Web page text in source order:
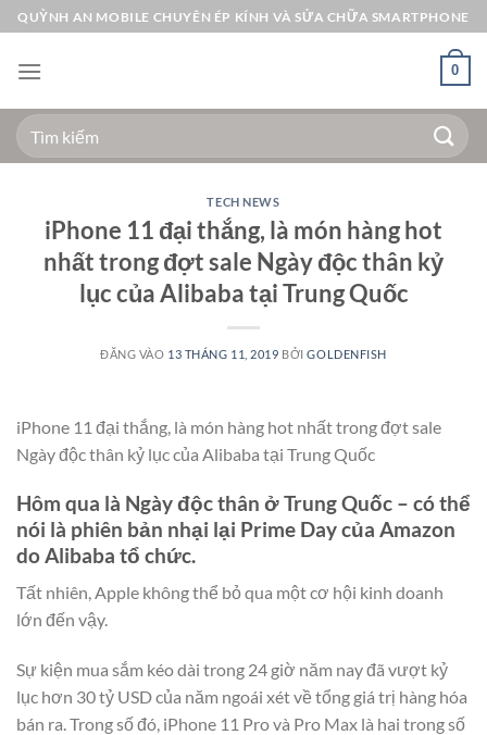
Bỏ
qua
nội
QUỲNH AN MOBILE CHUYÊN ÉP KÍNH VÀ SỬA CHỮA SMARTPHONE
0
Tìm
kiếm:
TECH NEWS
iPhone 11 đại thắng, là món hàng hot
nhất trong đợt sale Ngày độc thân kỷ
lục của Alibaba tại Trung Quốc
ĐĂNG VÀO 13 THÁNG 11, 2019 BỞIGOLDENFISH
iPhone 11 đại thắng, là món hàng hot nhất trong đợt sale
Ngày độc thân kỷ lục của Alibaba tại Trung Quốc
Hôm qua là Ngày độc thân ở Trung Quốc – có thể
nói là phiên bản nhại lại Prime Day của Amazon
do Alibaba tổ chức.
Tất nhiên, Apple không thể bỏ qua một cơ hội kinh doanh
lớn đến vậy.
Sự kiện mua sắm kéo dài trong 24 giờ năm nay đã vượt kỷ
lục hơn 30 tỷ USD của năm ngoái xét về tổng giá trị hàng hóa
bán ra. Trong số đó, iPhone 11 Pro và Pro Max là hai trong số